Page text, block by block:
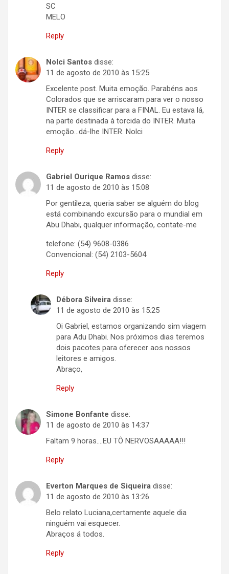
SC
MELO
Reply
Nolci Santos disse:
11 de agosto de 2010 às 15:25
Excelente post. Muita emoção. Parabéns aos
Colorados que se arriscaram para ver o nosso
INTER se classificar para a FINAL. Eu estava lá,
na parte destinada à torcida do INTER. Muita
emoção…dá-lhe INTER. Nolci
Reply
Gabriel Ourique Ramos disse:
11 de agosto de 2010 às 15:08
Por gentileza, queria saber se alguém do blog
está combinando excursão para o mundial em
Abu Dhabi, qualquer informação, contate-me
telefone: (54) 9608-0386
Convencional: (54) 2103-5604
Reply
Débora Silveira disse:
11 de agosto de 2010 às 15:25
Oi Gabriel, estamos organizando sim viagem
para Adu Dhabi. Nos próximos dias teremos
dois pacotes para oferecer aos nossos
leitores e amigos.
Abraço,
Reply
Simone Bonfante disse:
11 de agosto de 2010 às 14:37
Faltam 9 horas….EU TÔ NERVOSAAAAA!!!
Reply
Everton Marques de Siqueira disse:
11 de agosto de 2010 às 13:26
Belo relato Luciana,certamente aquele dia
ninguém vai esquecer.
Abraços á todos.
Reply